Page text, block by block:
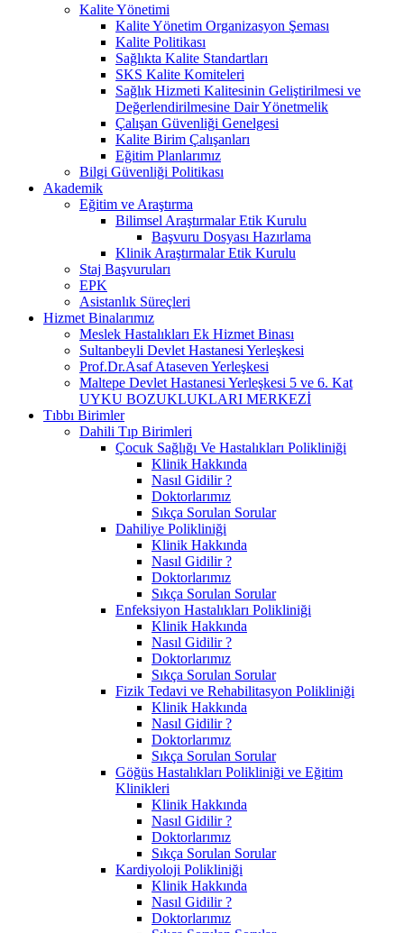
Kalite Yönetimi
Kalite Yönetim Organizasyon Şeması
Kalite Politikası
Sağlıkta Kalite Standartları
SKS Kalite Komiteleri
Sağlık Hizmeti Kalitesinin Geliştirilmesi ve
Değerlendirilmesine Dair Yönetmelik
Çalışan Güvenliği Genelgesi
Kalite Birim Çalışanları
Eğitim Planlarımız
Bilgi Güvenliği Politikası
Akademik
Eğitim ve Araştırma
Bilimsel Araştırmalar Etik Kurulu
Başvuru Dosyası Hazırlama
Klinik Araştırmalar Etik Kurulu
Staj Başvuruları
EPK
Asistanlık Süreçleri
Hizmet Binalarımız
Meslek Hastalıkları Ek Hizmet Binası
Sultanbeyli Devlet Hastanesi Yerleşkesi
Prof.Dr.Asaf Ataseven Yerleşkesi
Maltepe Devlet Hastanesi Yerleşkesi 5 ve 6. Kat
UYKU BOZUKLUKLARI MERKEZİ
Tıbbı Birimler
Dahili Tıp Birimleri
Çocuk Sağlığı Ve Hastalıkları Polikliniği
Klinik Hakkında
Nasıl Gidilir ?
Doktorlarımız
Sıkça Sorulan Sorular
Dahiliye Polikliniği
Klinik Hakkında
Nasıl Gidilir ?
Doktorlarımız
Sıkça Sorulan Sorular
Enfeksiyon Hastalıkları Polikliniği
Klinik Hakkında
Nasıl Gidilir ?
Doktorlarımız
Sıkça Sorulan Sorular
Fizik Tedavi ve Rehabilitasyon Polikliniği
Klinik Hakkında
Nasıl Gidilir ?
Doktorlarımız
Sıkça Sorulan Sorular
Göğüs Hastalıkları Polikliniği ve Eğitim
Klinikleri
Klinik Hakkında
Nasıl Gidilir ?
Doktorlarımız
Sıkça Sorulan Sorular
Kardiyoloji Polikliniği
Klinik Hakkında
Nasıl Gidilir ?
Doktorlarımız